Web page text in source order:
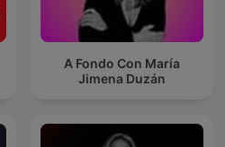
A Fondo Con María
Jimena Duzán